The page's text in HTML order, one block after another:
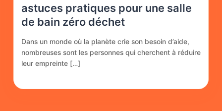
astuces pratiques pour une salle
de bain zéro déchet
Dans un monde où la planète crie son besoin d’aide,
nombreuses sont les personnes qui cherchent à réduire
leur empreinte […]